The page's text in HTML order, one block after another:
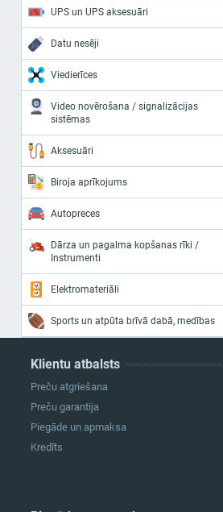
UPS un UPS aksesuāri
Datu nesēji
Viedierīces
Video novērošana / signalizācijas
sistēmas
Aksesuāri
Biroja aprīkojums
Autopreces
Dārza un pagalma kopšanas rīki /
Instrumenti
Elektromateriāli
Sports un atpūta brīvā dabā, medības
Klientu atbalsts
Preču atgriešana
Preču garantija
Piegāde un apmaksa
Kredīts